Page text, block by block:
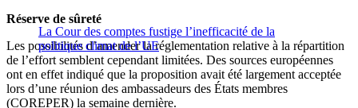
La Cour des comptes fustige l’inefficacité de la
politique climat de l’UE
Réserve de sûreté
Les possibilités d’amender la réglementation relative à la répartition
de l’effort semblent cependant limitées. Des sources européennes
ont en effet indiqué que la proposition avait été largement acceptée
lors d’une réunion des ambassadeurs des États membres
(COREPER) la semaine dernière.